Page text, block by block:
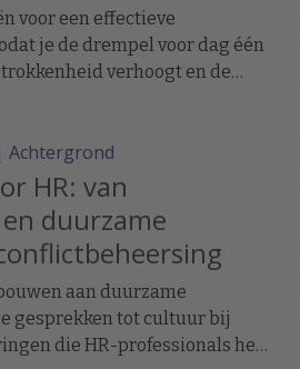
voor een effectieve
je de drempel voor dag één
verhoogt en de
Achtergrond
HR: van
duurzame
aan duurzame
gesprekken tot cultuur bij
die HR-professionals het